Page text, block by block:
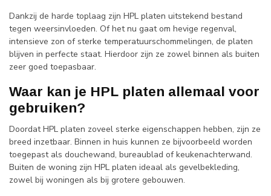
Dankzij de harde toplaag zijn HPL platen uitstekend bestand
tegen weersinvloeden. Of het nu gaat om hevige regenval,
intensieve zon of sterke temperatuurschommelingen, de platen
blijven in perfecte staat. Hierdoor zijn ze zowel binnen als buiten
zeer goed toepasbaar.
Waar kan je HPL platen allemaal voor
gebruiken?
Doordat HPL platen zoveel sterke eigenschappen hebben, zijn ze
breed inzetbaar. Binnen in huis kunnen ze bijvoorbeeld worden
toegepast als douchewand, bureaublad of keukenachterwand.
Buiten de woning zijn HPL platen ideaal als gevelbekleding,
zowel bij woningen als bij grotere gebouwen.